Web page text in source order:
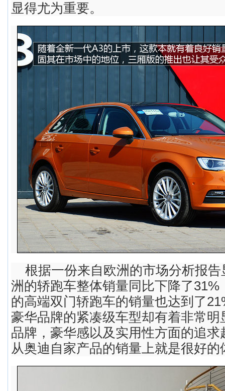
显得尤为重要。
根据一份来自欧洲的市场分析报
洲的轿跑车整体销量同比下降了31%
的高端双门轿跑车的销量也达到了
豪华品牌的紧凑级车型却有着非常
品牌，豪华感以及实用性方面的追
从奥迪自家产品的销量上就是很好的